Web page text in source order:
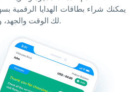
يمكنك شراء بطاقات الهدايا الرقمية
لك الوقت والجهد، ويجعل تجربتك أكثر إمتاعًا.